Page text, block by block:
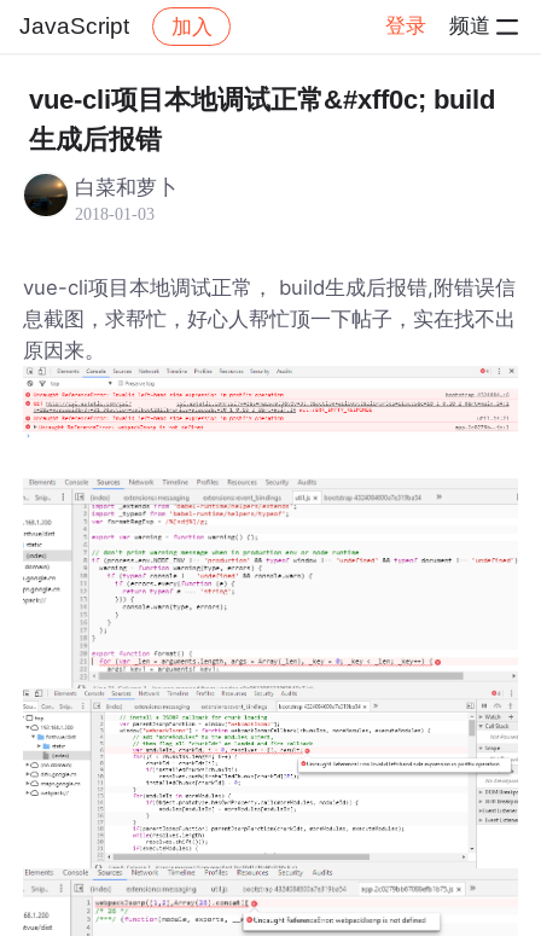
JavaScript 加入 登录 频道
JavaScript 帖子详情
vue-cli项目本地调试正常&#xff0c; build
生成后报错
白菜和萝卜
2018-01-03
vue-cli项目本地调试正常， build生成后报错,附错误信
息截图，求帮忙，好心人帮忙顶一下帖子，实在找不出
原因来。